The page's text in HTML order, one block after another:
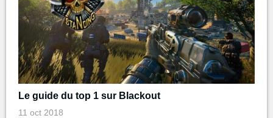
Le guide du top 1 sur Blackout
11 oct 2018